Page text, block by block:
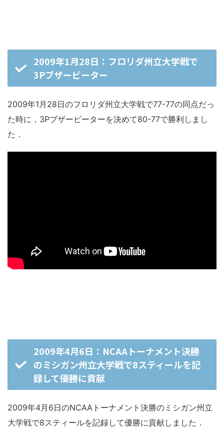
2009年1月28日：フロリダ州立大学戦で
3Pブザービーター
2009年1月28日のフロリダ州立大学戦で77-77の同点だっ
た時に，3Pブザービーターを決めて80-77で勝利しまし
た．
2009年4月6日：NCAAトーナメント決勝
のミシガン州立大学戦で8スティールを記
録して優勝に貢献
2009年4月6日のNCAAトーナメント決勝のミシガン州立
大学戦で8スティールを記録して優勝に貢献しました．